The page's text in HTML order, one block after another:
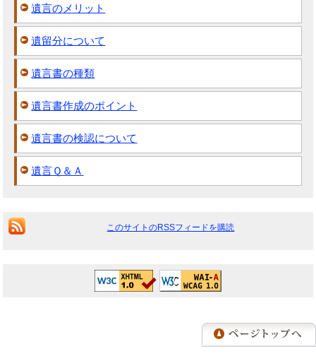
遺言のメリット
遺留分について
遺言書の種類
遺言書作成のポイント
遺言書の検認について
遺言Ｑ＆Ａ
このサイトのRSSフィードを購読